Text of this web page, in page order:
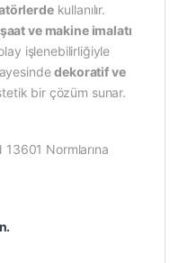
kullanılır.
ve makine imalatı
işlenebilirliğiyle
dekoratif ve
bir çözüm sunar.
Normlarına